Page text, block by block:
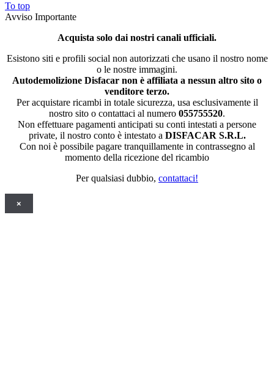
To top
Avviso Importante
Acquista solo dai nostri canali ufficiali.
Esistono siti e profili social non autorizzati che usano il nostro nome
o le nostre immagini.
Autodemolizione Disfacar non è affiliata a nessun altro sito o
venditore terzo.
Per acquistare ricambi in totale sicurezza, usa esclusivamente il
nostro sito o contattaci al numero 055755520.
Non effettuare pagamenti anticipati su conti intestati a persone
private, il nostro conto è intestato a DISFACAR S.R.L.
Con noi è possibile pagare tranquillamente in contrassegno al
momento della ricezione del ricambio
Per qualsiasi dubbio, contattaci!
×